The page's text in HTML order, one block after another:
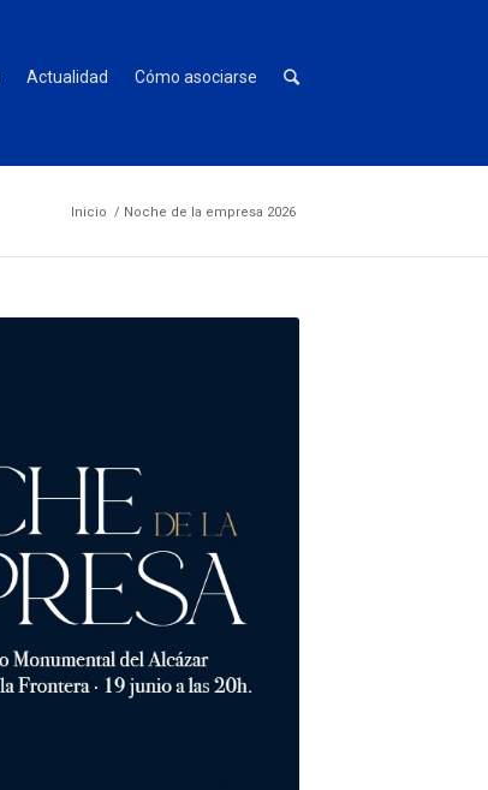
Actualidad Cómo asociarse
Inicio / Noche de la empresa 2026